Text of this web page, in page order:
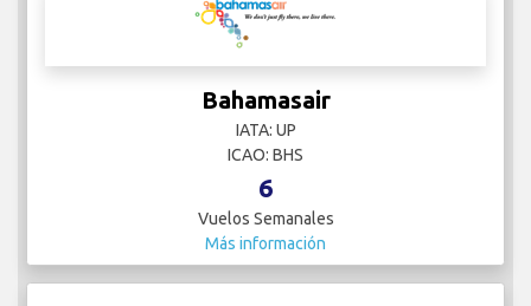
Bahamasair
IATA: UP
ICAO: BHS
6
Vuelos Semanales
Más información